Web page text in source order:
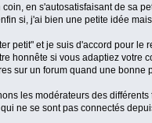
en s'autosatisfaisant de sa
si, j'ai bien une petite idée
petit" et je suis d'accord pour le
honnête si vous adaptiez votre
sur un forum quand une
les modérateurs des
ne se sont pas connectés